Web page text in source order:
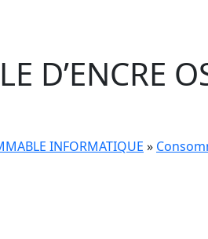
D’ENCRE
INFORMATIQUE »